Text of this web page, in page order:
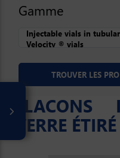
Gamme
FLACONS
VERRE ÉTIRÉ